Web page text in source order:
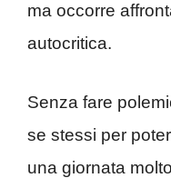
ma occorre
autocritica.
Senza fare
se stessi per
una giornata